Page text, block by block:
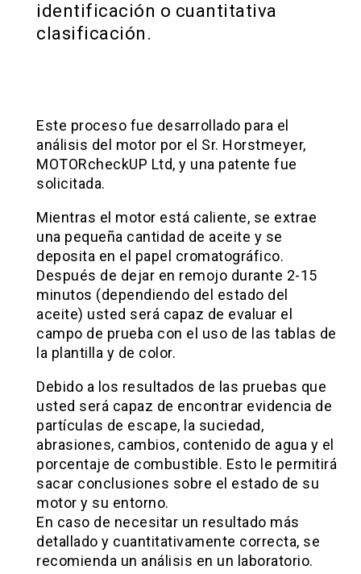
identificación o cuantitativa
clasificación.
Este proceso fue desarrollado para el
análisis del motor por el Sr. Horstmeyer,
MOTORcheckUP Ltd, y una patente fue
solicitada.
Mientras el motor está caliente, se extrae
una pequeña cantidad de aceite y se
deposita en el papel cromatográfico.
Después de dejar en remojo durante 2-15
minutos (dependiendo del estado del
aceite) usted será capaz de evaluar el
campo de prueba con el uso de las tablas de
la plantilla y de color.
Debido a los resultados de las pruebas que
usted será capaz de encontrar evidencia de
partículas de escape, la suciedad,
abrasiones, cambios, contenido de agua y el
porcentaje de combustible. Esto le permitirá
sacar conclusiones sobre el estado de su
motor y su entorno.
En caso de necesitar un resultado más
detallado y cuantitativamente correcta, se
recomienda un análisis en un laboratorio.